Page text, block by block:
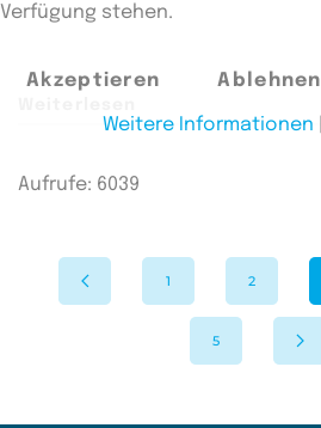
Aufrufe: 6039
1 2
5
Verfügung stehen.
Akzeptieren Ablehnen
Weitere Informationen